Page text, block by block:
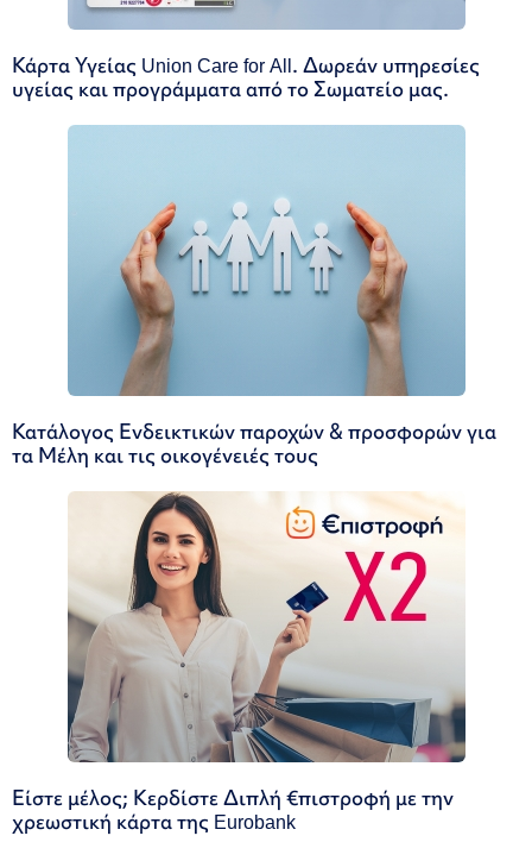
Κάρτα Υγείας Union Care for All. Δωρεάν υπηρεσίες
υγείας και προγράμματα από το Σωματείο μας.
Κατάλογος Ενδεικτικών παροχών & προσφορών για
τα Μέλη και τις οικογένειές τους
Είστε μέλος; Κερδίστε Διπλή €πιστροφή με την
χρεωστική κάρτα της Eurobank